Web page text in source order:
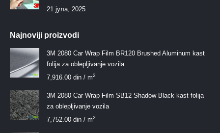
21 јула, 2025
Najnoviji proizvodi
3M 2080 Car Wrap Film BR120 Brushed Aluminum kast
folija za oblepljivanje vozila
7,916.00 din / m2
3M 2080 Car Wrap Film SB12 Shadow Black kast folija
za oblepljivanje vozila
7,752.00 din / m2